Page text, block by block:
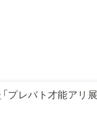
プレバト才能アリ